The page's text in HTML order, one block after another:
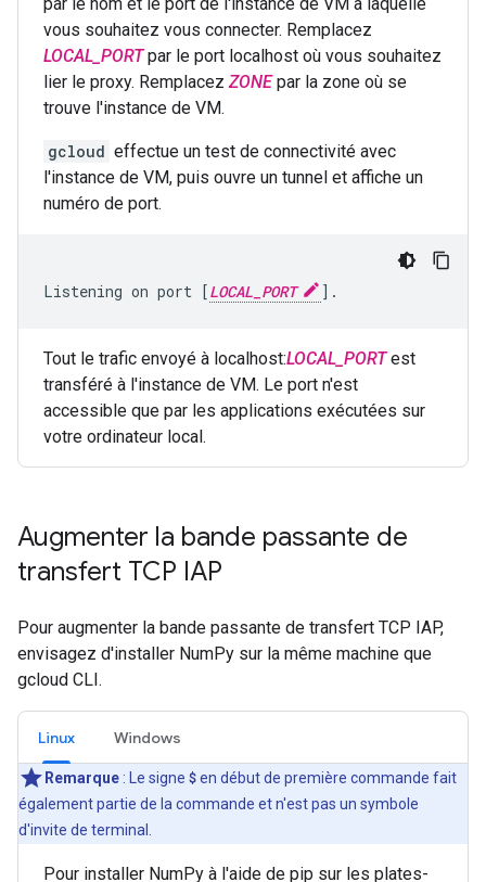
vous souhaitez vous connecter. Remplacez
LOCAL_PORTpar le port localhost où vous souhaitez
lier le proxy. RemplacezZONEpar la zone où se
trouve l'instance de VM.
gcloud effectue un test de connectivité avec
l'instance de VM, puis ouvre un tunnel et affiche un
numéro de port.
Listening on port [LOCAL_PORT ].
Tout le trafic envoyé à localhost:LOCAL_PORTest
transféré à l'instance de VM. Le port n'est
accessible que par les applications exécutées sur
votre ordinateur local.
Augmenter la bande passante de
transfert TCP IAP
Pour augmenter la bande passante de transfert TCP IAP,
envisagez d'installer NumPy sur la même machine que
gcloud CLI.
Linux Windows
Remarque : Le signe $en début de première commande fait
également partie de la commande et n'est pas un symbole
d'invite de terminal.
Pour installer NumPy à l'aide de pip sur les plates-